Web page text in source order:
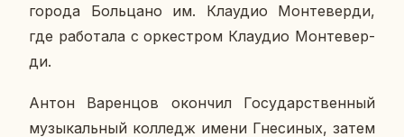
города Боль­ца­но им. Кла­удио Мон­тевер­ди,
где ра­бо­та­ла с ор­кест­ром Кла­удио Мон­тевер­
ди.
Антон Ва­рен­цов окон­чил Го­су­дар­ствен­ный
му­зы­каль­ный кол­ледж имени Гне­си­ных, затем